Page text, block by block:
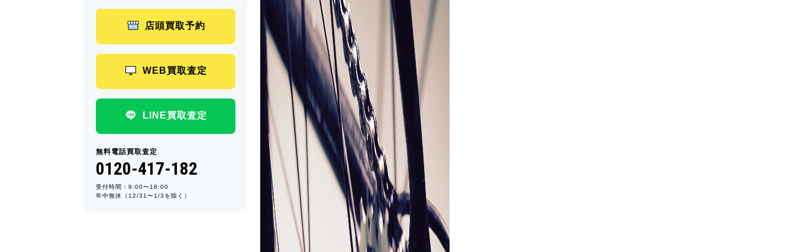
店頭買取予約
WEB買取査定
LINE買取査定
無料電話買取査定
0120-417-182
受付時間：9:00〜18:00
年中無休（12/31〜1/3を除く）